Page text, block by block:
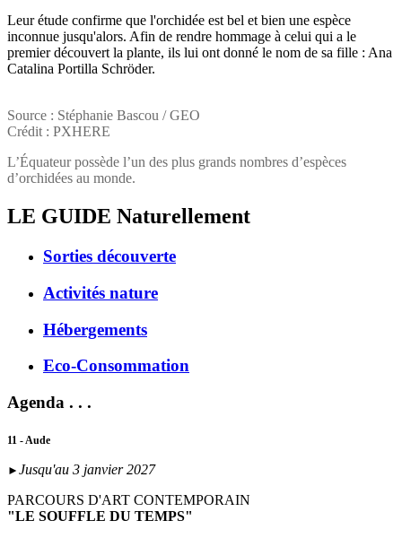
Leur étude confirme que l'orchidée est bel et bien une espèce
inconnue jusqu'alors. Afin de rendre hommage à celui qui a le
premier découvert la plante, ils lui ont donné le nom de sa fille : Ana
Catalina Portilla Schröder.
Source : Stéphanie Bascou / GEO
Crédit : PXHERE
L’Équateur possède l’un des plus grands nombres d’espèces
d’orchidées au monde.
LE GUIDE Naturellement
Sorties découverte
Activités nature
Hébergements
Eco-Consommation
Agenda . . .
11 - Aude
► Jusqu'au 3 janvier 2027
PARCOURS D'ART CONTEMPORAIN
"LE SOUFFLE DU TEMPS"